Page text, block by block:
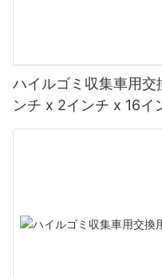
ハイルゴミ収集車用
ンチ x 2インチ x 16イ